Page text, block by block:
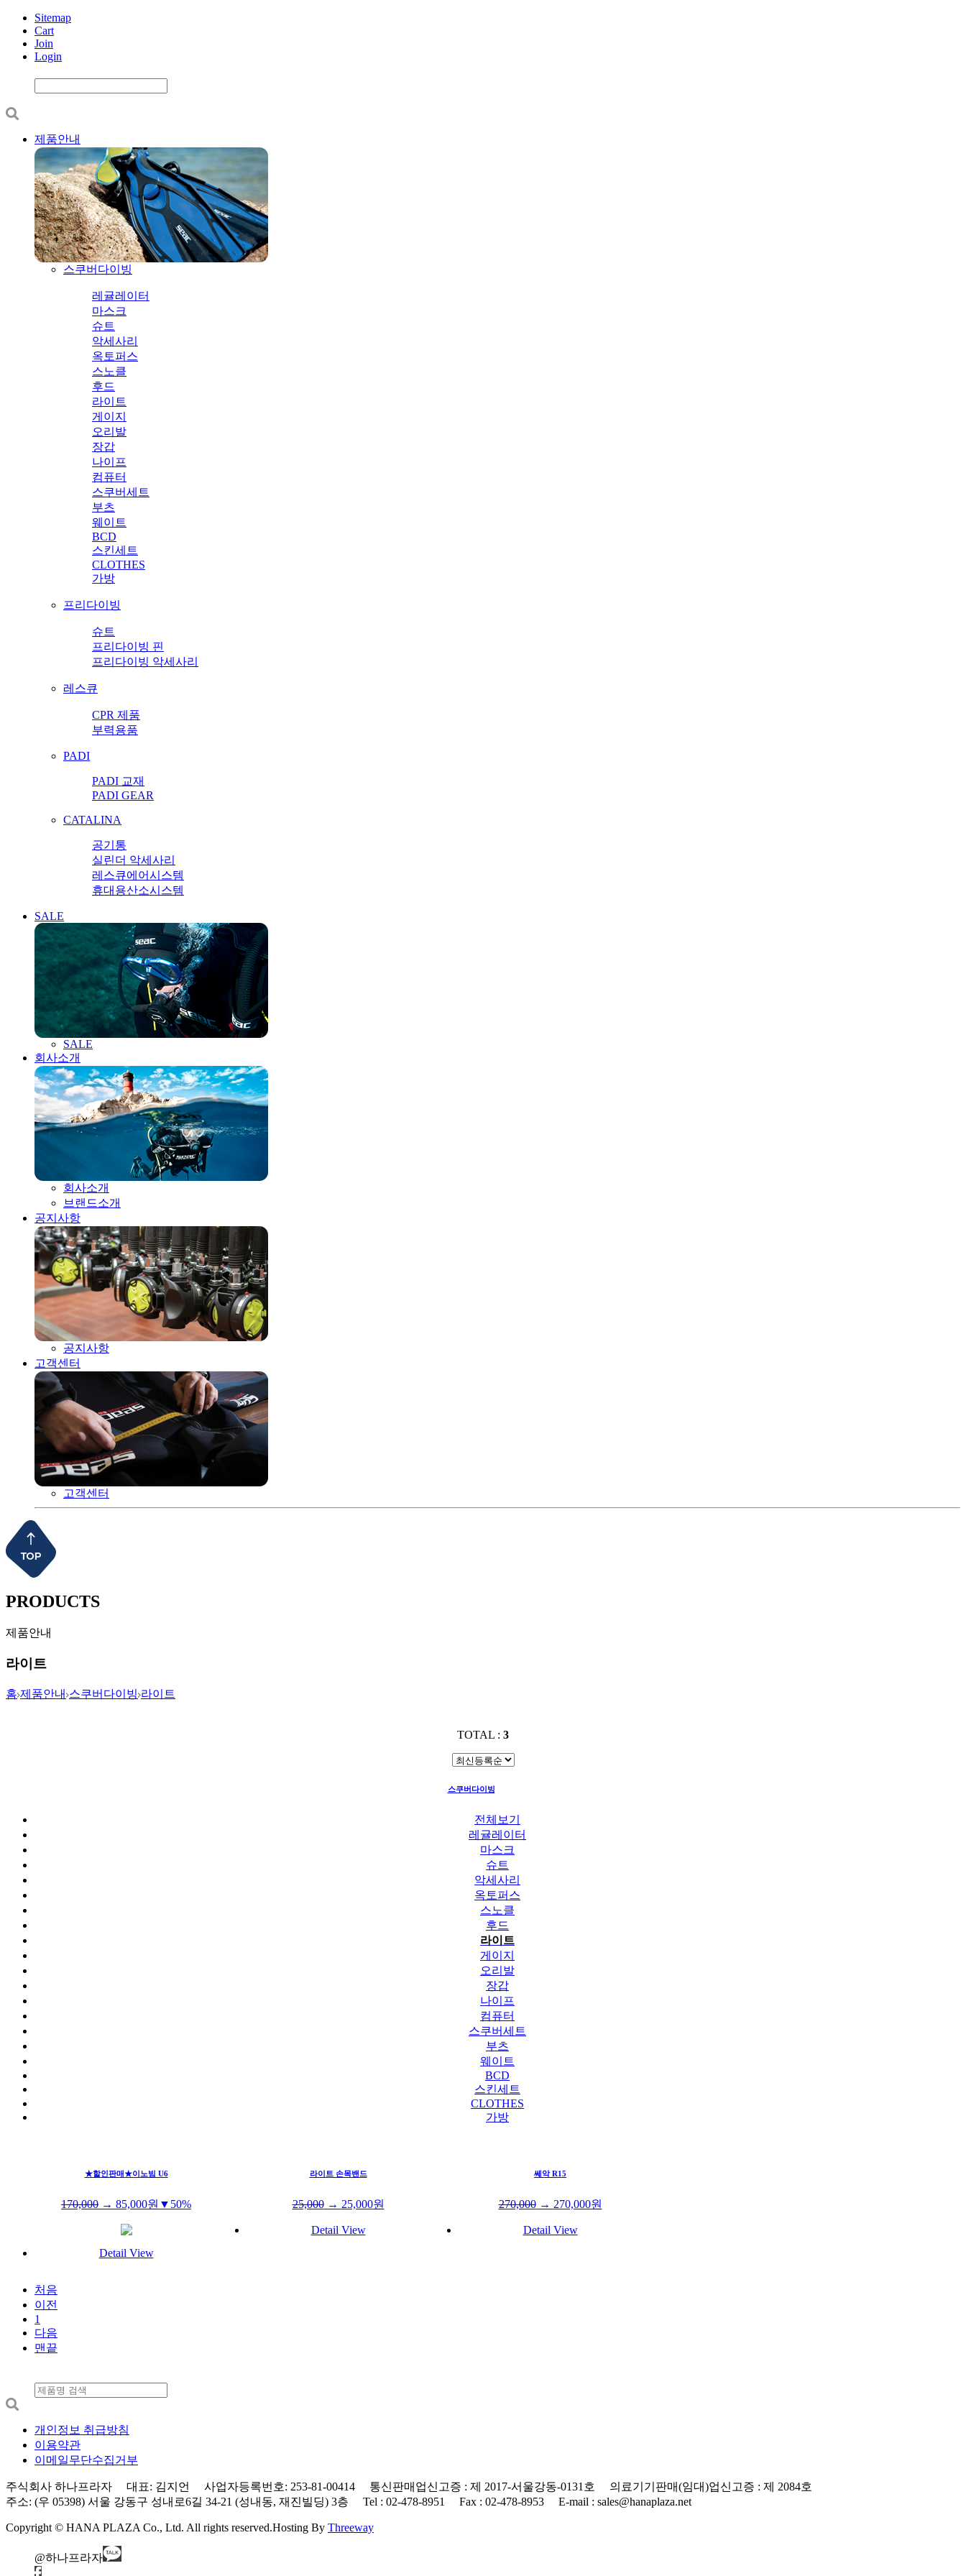
Sitemap
Cart
Join
Login
제품안내
스쿠버다이빙
레귤레이터
마스크
슈트
악세사리
옥토퍼스
스노클
후드
라이트
게이지
오리발
장갑
나이프
컴퓨터
스쿠버세트
부츠
웨이트
BCD
스킨세트
CLOTHES
가방
프리다이빙
슈트
프리다이빙 핀
프리다이빙 악세사리
레스큐
CPR 제품
부력용품
PADI
PADI 교재
PADI GEAR
CATALINA
공기통
실린더 악세사리
레스큐에어시스템
휴대용산소시스템
SALE
SALE
회사소개
회사소개
브랜드소개
공지사항
공지사항
고객센터
고객센터
PRODUCTS
제품안내
라이트
홈 제품안내 스쿠버다이빙 라이트
TOTAL : 3
스쿠버다이빙
전체보기
레귤레이터
마스크
슈트
악세사리
옥토퍼스
스노클
후드
라이트
게이지
오리발
장갑
나이프
컴퓨터
스쿠버세트
부츠
웨이트
BCD
스킨세트
CLOTHES
가방
★할인판매★이노빔 U6
170,000 → 85,000원 ▼50%
Detail View
라이트 손목밴드
25,000→ 25,000원
Detail View
쎄악 R15
270,000→ 270,000원
Detail View
처음
이전
1
다음
맨끝
개인정보 취급방침
이용약관
이메일무단수집거부
주식회사 하나프라자 대표: 김지언 사업자등록번호: 253-81-00414 통신판매업신고증 : 제 2017-서울강동-0131호 의료기기판매(임대)업신고증 : 제 2084호
주소: (우 05398) 서울 강동구 성내로6길 34-21 (성내동, 재진빌딩) 3층 Tel : 02-478-8951 Fax : 02-478-8953 E-mail : sales@hanaplaza.net
Copyright © HANA PLAZA Co., Ltd. All rights reserved.Hosting By Threeway
@하나프라자